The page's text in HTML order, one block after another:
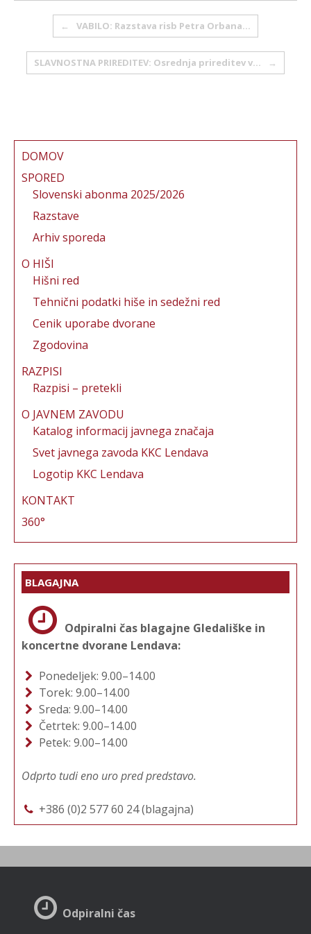
o
r st
Post navigation
← VABILO: Razstava risb Petra Orbana…
SLAVNOSTNA PRIREDITEV: Osrednja prireditev v… →
DOMOV
SPORED
Slovenski abonma 2025/2026
Razstave
Arhiv sporeda
O HIŠI
Hišni red
Tehnični podatki hiše in sedežni red
Cenik uporabe dvorane
Zgodovina
RAZPISI
Razpisi – pretekli
O JAVNEM ZAVODU
Katalog informacij javnega značaja
Svet javnega zavoda KKC Lendava
Logotip KKC Lendava
KONTAKT
360°
BLAGAJNA
Odpiralni čas blagajne Gledališke in
koncertne dvorane Lendava:
Ponedeljek: 9.00–14.00
Torek: 9.00–14.00
Sreda: 9.00–14.00
Četrtek: 9.00–14.00
Petek: 9.00–14.00
Odprto tudi eno uro pred predstavo.
+386 (0)2 577 60 24 (blagajna)
Odpiralni čas